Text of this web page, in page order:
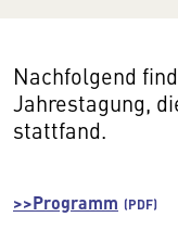
Nachfolgend
Jahrestagung,
stattfand.
>>Programm